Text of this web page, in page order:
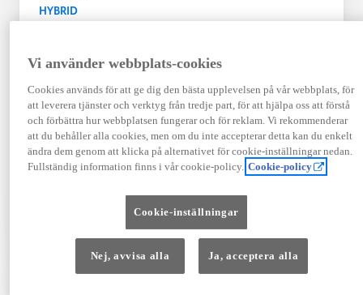
HYBRID
09-2023
Hybrid Bensin
Automat
Visa mer
409 900 kr
Från 4 920 kr/mån
Kontakta återförsäljare
Vi använder webbplats-cookies
Cookies används för att ge dig den bästa upplevelsen på vår webbplats, för
att leverera tjänster och verktyg från tredje part, för att hjälpa oss att förstå
och förbättra hur webbplatsen fungerar och för reklam. Vi rekommenderar
att du behåller alla cookies, men om du inte accepterar detta kan du enkelt
ändra dem genom att klicka på alternativet för cookie-inställningar nedan.
Fullständig information finns i vår cookie-policy. Cookie-policy
Cookie-inställningar
Nej, avvisa alla Ja, acceptera alla